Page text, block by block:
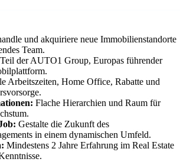
und akquiriere neue Immobilienstandorte
Team.
Teil der AUTO1 Group, Europas führender
Arbeitszeiten, Home Office, Rabatte und
Flache Hierarchien und Raum für
Gestalte die Zukunft des
in einem dynamischen Umfeld.
Mindestens 2 Jahre Erfahrung im Real Estate